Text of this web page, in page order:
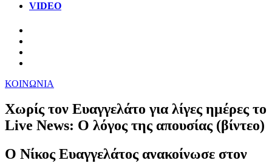
VIDEO
ΚΟΙΝΩΝΙΑ
Χωρίς τον Ευαγγελάτο για λίγες ημέρες το
Live News: Ο λόγος της απουσίας (βίντεο)
Ο Νίκος Ευαγγελάτος ανακοίνωσε στον